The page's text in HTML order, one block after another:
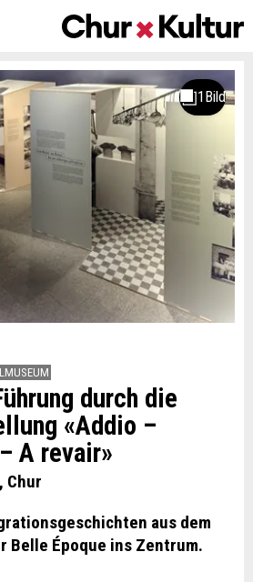
durch die
«Addio –
A revair»
Chur
aus dem
Belle Époque ins Zentrum.